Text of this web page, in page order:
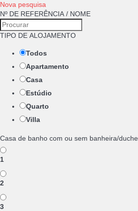
Nova pesquisa
Nº DE REFERÊNCIA / NOME
TIPO DE ALOJAMENTO
Todos
Apartamento
Casa
Estúdio
Quarto
Villa
Casa de banho com ou sem banheira/duche
1
2
3